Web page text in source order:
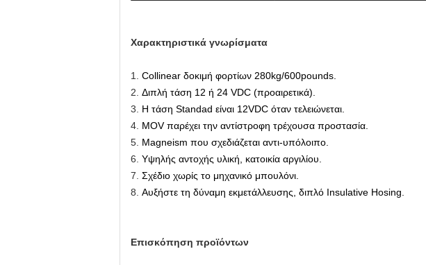
Χαρακτηριστικά γνωρίσματα
1. Collinear δοκιμή φορτίων 280kg/600pounds.
2. Διπλή τάση 12 ή 24 VDC (προαιρετικά).
3. Η τάση Standad είναι 12VDC όταν τελειώνεται.
4. MOV παρέχει την αντίστροφη τρέχουσα προστασία.
5. Magneism που σχεδιάζεται αντι-υπόλοιπο.
6. Υψηλής αντοχής υλική, κατοικία αργιλίου.
7. Σχέδιο χωρίς το μηχανικό μπουλόνι.
8. Αυξήστε τη δύναμη εκμετάλλευσης, διπλό Insulative Hosing.
Επισκόπηση προϊόντων